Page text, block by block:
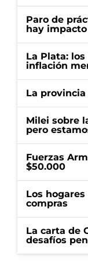
Paro de
hay
La Plata:
inflación
La
Milei sobre
pero
Fuerzas
$50.000
Los
compras
La carta de
desafíos